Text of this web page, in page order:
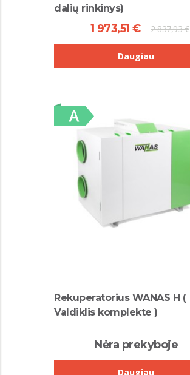
dalių rinkinys)
1 973,51 € 2 837,93 €
Daugiau
Rekuperatorius WANAS H (
Valdiklis komplekte )
Nėra prekyboje
Daugiau